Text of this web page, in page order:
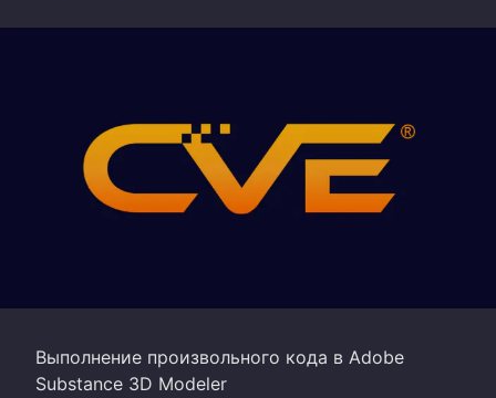
Выполнение произвольного кода в Adobe
Substance 3D Modeler